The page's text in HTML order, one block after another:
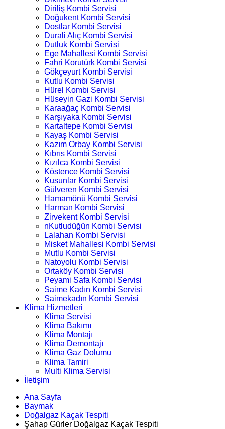
Diriliş Kombi Servisi
Doğukent Kombi Servisi
Dostlar Kombi Servisi
Durali Alıç Kombi Servisi
Dutluk Kombi Servisi
Ege Mahallesi Kombi Servisi
Fahri Korutürk Kombi Servisi
Gökçeyurt Kombi Servisi
Kutlu Kombi Servisi
Hürel Kombi Servisi
Hüseyin Gazi Kombi Servisi
Karaağaç Kombi Servisi
Karşıyaka Kombi Servisi
Kartaltepe Kombi Servisi
Kayaş Kombi Servisi
Kazım Orbay Kombi Servisi
Kıbrıs Kombi Servisi
Kızılca Kombi Servisi
Köstence Kombi Servisi
Kusunlar Kombi Servisi
Gülveren Kombi Servisi
Hamamönü Kombi Servisi
Harman Kombi Servisi
Zirvekent Kombi Servisi
nKutludüğün Kombi Servisi
Lalahan Kombi Servisi
Misket Mahallesi Kombi Servisi
Mutlu Kombi Servisi
Natoyolu Kombi Servisi
Ortaköy Kombi Servisi
Peyami Safa Kombi Servisi
Saime Kadın Kombi Servisi
Saimekadın Kombi Servisi
Klima Hizmetleri
Klima Servisi
Klima Bakımı
Klima Montajı
Klima Demontajı
Klima Gaz Dolumu
Klima Tamiri
Multi Klima Servisi
İletişim
Ana Sayfa
Baymak
Doğalgaz Kaçak Tespiti
Şahap Gürler Doğalgaz Kaçak Tespiti